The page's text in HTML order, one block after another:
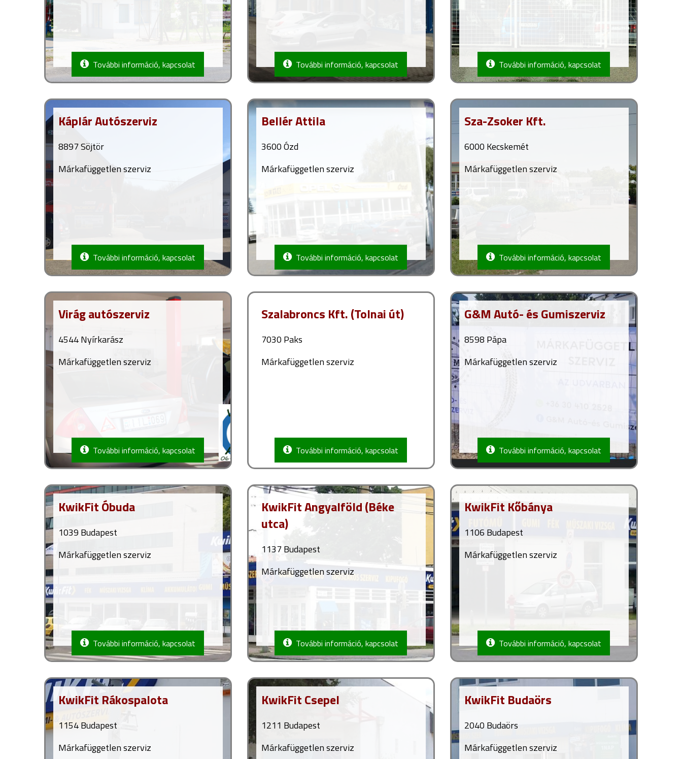
További információ, kapcsolat További információ, kapcsolat További információ, kapcsolat
Káplár Autószerviz
8897 Söjtör
Márkafüggetlen szerviz
További információ, kapcsolat
Bellér Attila
3600 Ózd
Márkafüggetlen szerviz
További információ, kapcsolat
Sza-Zsoker Kft.
6000 Kecskemét
Márkafüggetlen szerviz
További információ, kapcsolat
Virág autószerviz
4544 Nyírkarász
Márkafüggetlen szerviz
További információ, kapcsolat
Szalabroncs Kft. (Tolnai út)
7030 Paks
Márkafüggetlen szerviz
További információ, kapcsolat
G&M Autó- és Gumiszerviz
8598 Pápa
Márkafüggetlen szerviz
További információ, kapcsolat
KwikFit Óbuda
1039 Budapest
Márkafüggetlen szerviz
További információ, kapcsolat
KwikFit Angyalföld (Béke
utca)
1137 Budapest
Márkafüggetlen szerviz
További információ, kapcsolat
KwikFit Kőbánya
1106 Budapest
Márkafüggetlen szerviz
További információ, kapcsolat
KwikFit Rákospalota
1154 Budapest
Márkafüggetlen szerviz
KwikFit Csepel
1211 Budapest
Márkafüggetlen szerviz
KwikFit Budaörs
2040 Budaörs
Márkafüggetlen szerviz